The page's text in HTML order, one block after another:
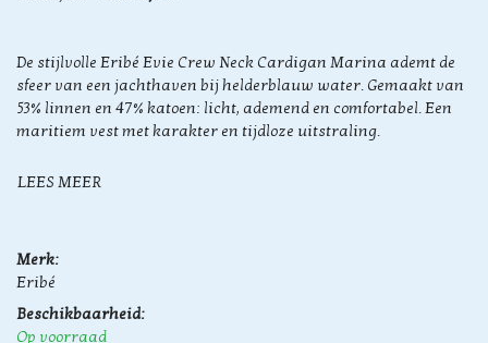
De stijlvolle Eribé Evie Crew Neck Cardigan Marina ademt de
sfeer van een jachthaven bij helderblauw water. Gemaakt van
53% linnen en 47% katoen: licht, ademend en comfortabel. Een
maritiem vest met karakter en tijdloze uitstraling.
LEES MEER
Merk:
Eribé
Beschikbaarheid:
Op voorraad